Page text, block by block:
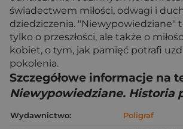
świadectwem miłości, odwagi i
dziedziczenia. "Niewypowiedziane"
tylko o przeszłości, ale także o
kobiet, o tym, jak pamięć potrafi
pokolenia.
Szczegółowe informacje na
Niewypowiedziane. Historia
Wydawnictwo:
Poligraf